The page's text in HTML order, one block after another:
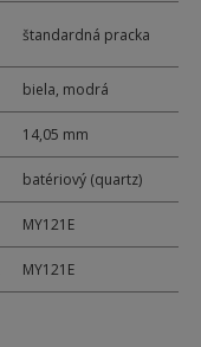
štandardná pracka
biela, modrá
14,05 mm
batériový (quartz)
MY121E
MY121E